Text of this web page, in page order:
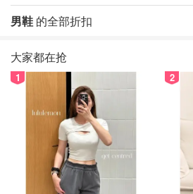
男鞋 的全部折扣
大家都在抢
1 2